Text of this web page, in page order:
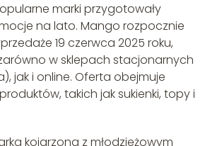
marki przygotowały
na lato. Mango rozpocznie
19 czerwca 2025 roku,
w sklepach stacjonarnych
jak i online. Oferta obejmuje
takich jak sukienki, topy i
kojarzona z młodzieżowym